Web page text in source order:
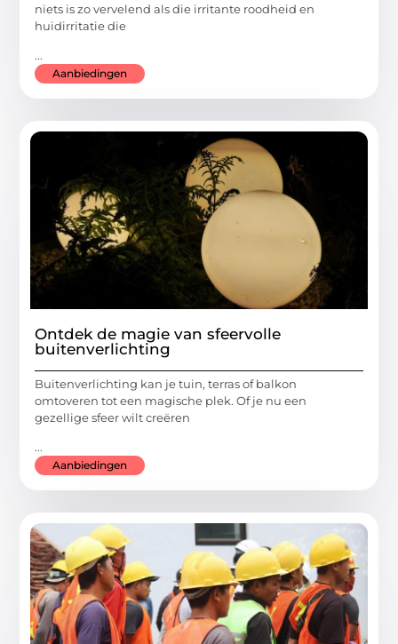
niets is zo vervelend als die irritante roodheid en
huidirritatie die
...
Aanbiedingen
Ontdek de magie van sfeervolle
buitenverlichting
Buitenverlichting kan je tuin, terras of balkon
omtoveren tot een magische plek. Of je nu een
gezellige sfeer wilt creëren
...
Aanbiedingen